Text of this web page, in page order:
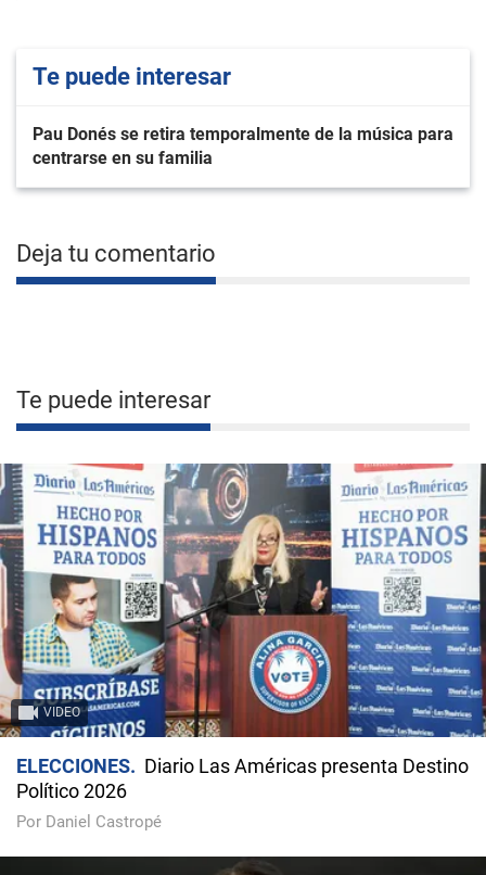
Te puede interesar
Pau Donés se retira temporalmente de la música para
centrarse en su familia
Deja tu comentario
Te puede interesar
VIDEO
ELECCIONES
Diario Las Américas presenta Destino
Político 2026
Por Daniel Castropé